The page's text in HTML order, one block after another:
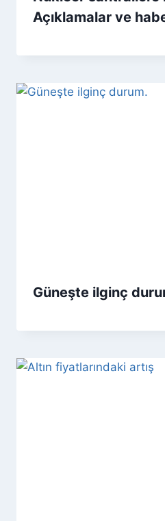
Açıklamalar ve
Güneşte ilginç